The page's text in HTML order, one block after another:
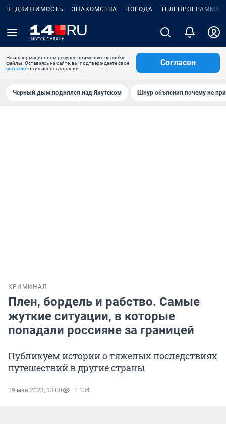
НЕДВИЖИМОСТЬ ЗНАКОМСТВА ПОГОДА ТЕЛЕПРОГРАММА
На информационном ресурсе применяются cookie-
файлы. Оставаясь на сайте, вы подтверждаете свое
согласиена их использование.
Согласен
Черный дым поднялся над Якутском Шнур объяснил почему не
КРИМИНАЛ
Плен, бордель и рабство. Самые
жуткие ситуации, в которые
попадали россияне за границей
Публикуем истории о тяжелых последствиях
путешествий в другие страны
19 мая 2023, 13:00 1 134